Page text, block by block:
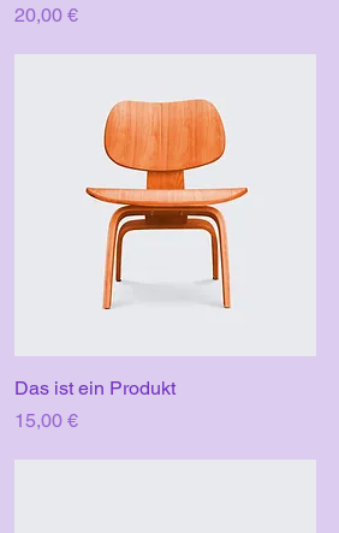
Preis
20,00 €
Das ist ein Produkt
Preis
15,00 €